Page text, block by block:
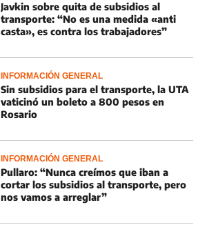
Javkin sobre quita de subsidios al
transporte: “No es una medida «anti
casta», es contra los trabajadores”
INFORMACIÓN GENERAL
Sin subsidios para el transporte, la UTA
vaticinó un boleto a 800 pesos en
Rosario
INFORMACIÓN GENERAL
Pullaro: “Nunca creímos que iban a
cortar los subsidios al transporte, pero
nos vamos a arreglar”